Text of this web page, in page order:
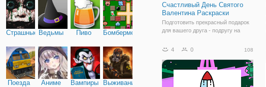
Страшные Ведьмы Пиво Бомбермен
Поезда Аниме Вампиры Выживание
Счастливый День Святого
Валентина Раскраски
Подготовить прекрасный подарок
для вашего друга - подругу на
как сильно ты его любишь - ее
Не забудьте взять распечатку!
4 0 108